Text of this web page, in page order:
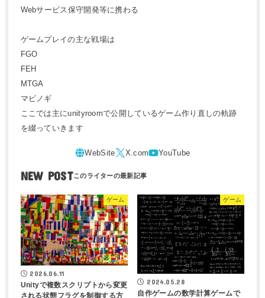
Webサービス保守開発等に携わる
ゲームプレイの主な戦場は
FGO
FEH
MTGA
マビノギ
ここでは主にunityroomで公開しているゲーム作り直しの軌跡
を綴っていきます
NEW POST
ゲーム
2026.06.11
Unityで複数スクリプトから変更
される状態フラグを制御する方
ゲーム
2024.05.28
自作ゲームの数学計算ゲームで